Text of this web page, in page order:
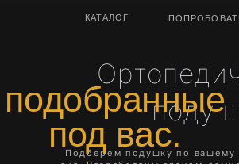
ПОПРОБОВАТЬ ВЖИВУЮ
Подберем подушку по вашему росту, весу
сна. Разработаны врачом-сомнологом,
медицинских наук, Софией
А
подушки
под вас.